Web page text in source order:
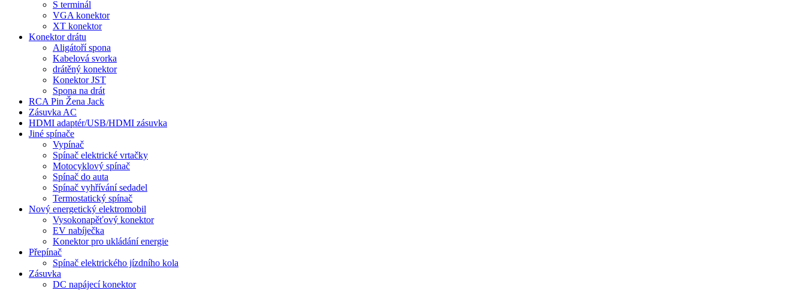
S terminál
VGA konektor
XT konektor
Konektor drátu
Aligátoří spona
Kabelová svorka
drátěný konektor
Konektor JST
Spona na drát
RCA Pin Žena Jack
Zásuvka AC
HDMI adaptér/USB/HDMI zásuvka
Jiné spínače
Vypínač
Spínač elektrické vrtačky
Motocyklový spínač
Spínač do auta
Spínač vyhřívání sedadel
Termostatický spínač
Nový energetický elektromobil
Vysokonapěťový konektor
EV nabíječka
Konektor pro ukládání energie
Přepínač
Spínač elektrického jízdního kola
Zásuvka
DC napájecí konektor